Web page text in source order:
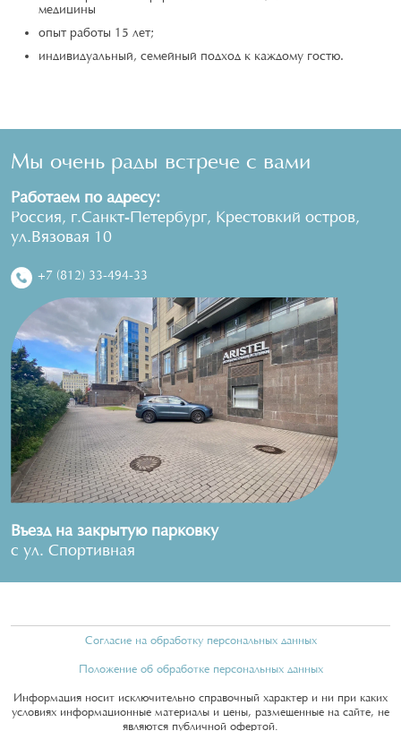
медицины
опыт работы 15 лет;
индивидуальный, семейный подход к каждому гостю.
Мы очень рады встрече с вами
Работаем по адресу:
Россия, г.Санкт-Петербург, Крестовкий остров,
ул.Вязовая 10
+7 (812) 33-494-33
Въезд на закрытую парковку
с ул. Спортивная
Согласие на обработку персональных данных
Положение об обработке персональных данных
Информация носит исключительно справочный характер и ни при каких
условиях информационные материалы и цены, размещенные на сайте, не
являются публичной офертой.